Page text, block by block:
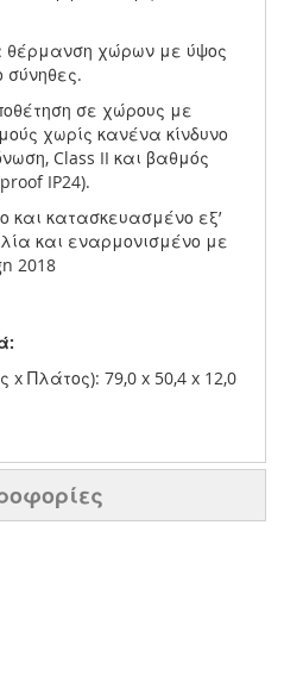
θέρμανση χώρων με ύψος
σε χώρους με
χωρίς κανένα κίνδυνο
Class II και βαθμός
IP24).
και κατασκευασμένο εξ’
και εναρμονισμένο με
2018
x Πλάτος): 79,0 x 50,4 x 12,0